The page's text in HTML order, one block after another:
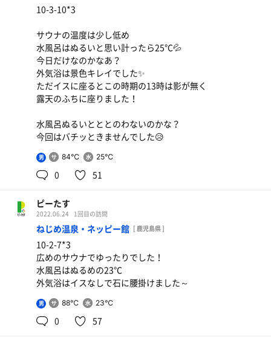
10-3-10*3
サウナの温度は少し低め
水風呂はぬるいと思い計ったら25℃💦
今日だけなのかなあ？
外気浴は景色キレイでした✨
ただイスに座るとこの時期の13時は影が無く
露天のふちに座りました！
水風呂ぬるいとととのわないのかな？
今回はバチッときませんでした😥
男 84℃ 25℃
0 51
ピーたす
2022.06.24 1回目の訪問
ねじめ温泉・ネッピー館 [ 鹿児島県 ]
10-2-7*3
広めのサウナでゆったりでした！
水風呂はぬるめの23℃
外気浴はイスなしで石に腰掛けました～
男 88℃ 23℃
0 57